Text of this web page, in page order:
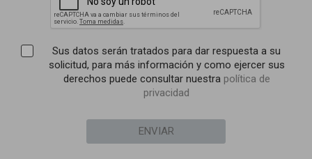
Sus datos serán tratados para dar respuesta a su
solicitud, para más información y como ejercer sus
derechos puede consultar nuestra política de
privacidad
ENVIAR